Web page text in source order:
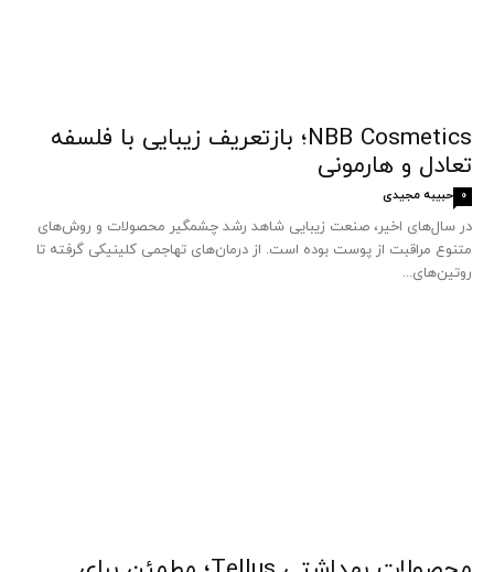
NBB Cosmetics؛ بازتعریف زیبایی با فلسفه
تعادل و هارمونی
حبیبه مجیدی 0
در سال‌های اخیر، صنعت زیبایی شاهد رشد چشمگیر محصولات و روش‌های
متنوع مراقبت از پوست بوده است. از درمان‌های تهاجمی کلینیکی گرفته تا
روتین‌های...